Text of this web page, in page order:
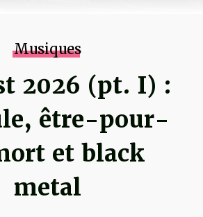
Musiques
2026 (pt. I) :
être-pour-
et black
metal